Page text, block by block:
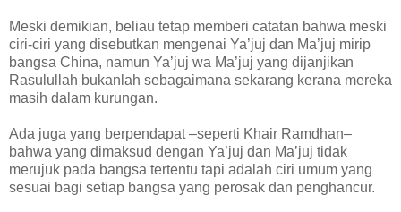
Meski demikian, beliau tetap memberi catatan bahwa meski
ciri-ciri yang disebutkan mengenai Ya’juj dan Ma’juj mirip
bangsa China, namun Ya’juj wa Ma’juj yang dijanjikan
Rasulullah bukanlah sebagaimana sekarang kerana mereka
masih dalam kurungan.
Ada juga yang berpendapat –seperti Khair Ramdhan–
bahwa yang dimaksud dengan Ya’juj dan Ma’juj tidak
merujuk pada bangsa tertentu tapi adalah ciri umum yang
sesuai bagi setiap bangsa yang perosak dan penghancur.